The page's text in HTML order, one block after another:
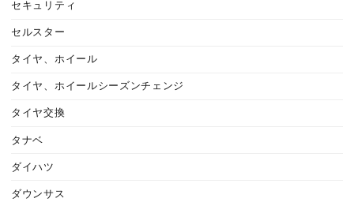
セキュリティ
セルスター
タイヤ、ホイール
タイヤ、ホイールシーズンチェンジ
タイヤ交換
タナベ
ダイハツ
ダウンサス